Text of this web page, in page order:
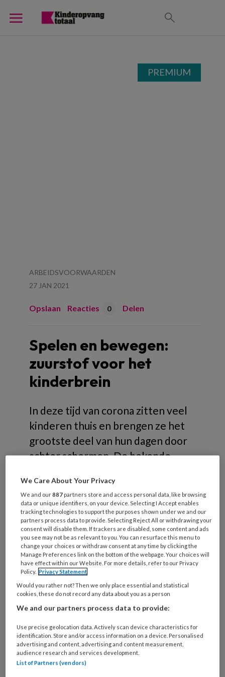
PREMIUM
ARBEIDSVOORWAARDEN
27 JAN 2021
Opslaan Reacties 0 Delen
Spelen en bewegen:
zuurstof voor het
kinderbrein
In deze tijd van corona zitten veel
kinderen thuis en brengen ze het
grootste deel van hun dagen door
achter schermen. De bekende
item van het Jeugdjournaal uit
waarom bewegen en spelen in de
buitenlucht voor kinderen zo
ongelooflijk belangrijk is voor de
ontwikkeling van kinderbreinen.
REGISTREREN
Maak gratis een account aan en lees 2
artikelen gratis per maand
We Care About Your Privacy
We and our887 partners store and access personal data, like browsing
data or unique identifiers, on your device. Selecting I Accept enables
tracking technologies to support the purposes shown under we and our
partners process data to provide. Selecting Reject All or withdrawing your
consent will disable them. If trackers are disabled, some content and ads
you see may not be as relevant to you. You can resurface this menu to
change your choices or withdraw consent at any time by clicking the
Manage Preferences link on the bottom of the webpage. Your choices will
have effect within our Website. For more details, refer to our Privacy
Policy. Privacy Statement
Would you rather not? Then we only place essential and statistical
cookies, these do not record any data about you as a person
We and our partners process data to provide:
Use precise geolocation data. Actively scan device characteristics for
identification. Store and/or access information on a device. Personalised
advertising and content, advertising and content measurement,
audience research and services development.
List of Partners (vendors)